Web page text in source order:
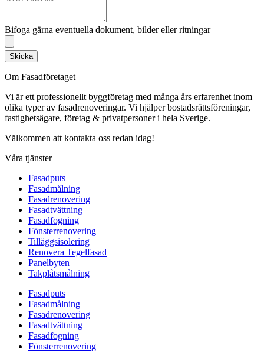
Bifoga gärna eventuella dokument, bilder eller ritningar
Skicka
Om Fasadföretaget
Vi är ett professionellt byggföretag med många års erfarenhet inom
olika typer av fasadrenoveringar. Vi hjälper bostadsrättsföreningar,
fastighetsägare, företag & privatpersoner i hela Sverige.
Välkommen att kontakta oss redan idag!
Våra tjänster
Fasadputs
Fasadmålning
Fasadrenovering
Fasadtvättning
Fasadfogning
Fönsterrenovering
Tilläggsisolering
Renovera Tegelfasad
Panelbyten
Takplåtsmålning
Fasadputs
Fasadmålning
Fasadrenovering
Fasadtvättning
Fasadfogning
Fönsterrenovering